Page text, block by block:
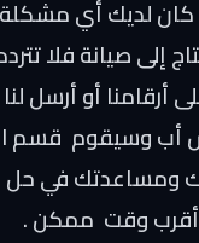
كان لديك أي
إلى صيانة فلا
أرقامنا أو أرسل
أب وسيقوم قسم
بك ومساعدتك في
أقرب وقت ممكن .